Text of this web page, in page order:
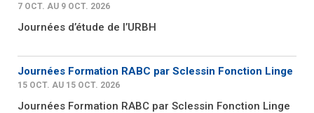
7 OCT. AU 9 OCT. 2026
Journées d’étude de l’URBH
Journées Formation RABC par Sclessin Fonction Linge
15 OCT. AU 15 OCT. 2026
Journées Formation RABC par Sclessin Fonction Linge